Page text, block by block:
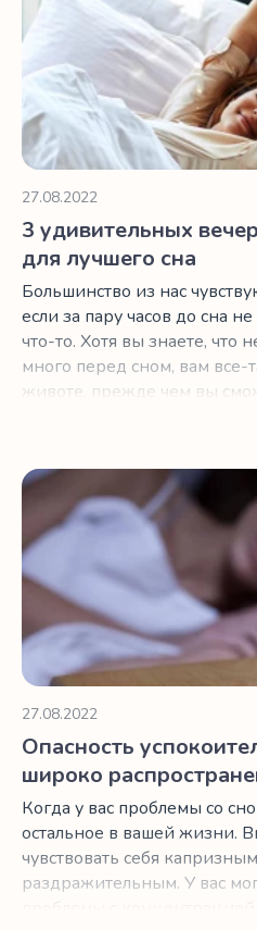
27.08.2022
3 удивительных
для лучшего сна
Большинство из нас
если за пару часов до сна
что-то. Хотя вы знаете, что
много перед сном, вам все-
животе, прежде чем вы
перекуса может помешать
необходимого качества
три перекуса, которые
вкусными. Это нут, киви и
сок.
Опасность
27.08.2022
Опасность
широко
Когда у вас проблемы со
остальное в вашей жизни.
чувствовать себя
раздражительным. У вас